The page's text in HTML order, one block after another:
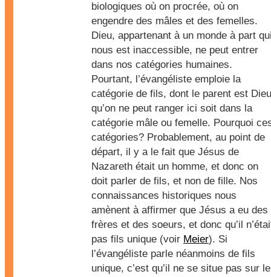
biologiques où on procrée, où on
engendre des mâles et des femelles.
Dieu, appartenant à un monde à part
nous est inaccessible, ne peut entrer
dans nos catégories humaines.
Pourtant, l’évangéliste emploie la
catégorie de fils, dont le parent est
qu’on ne peut ranger ici soit dans la
catégorie mâle ou femelle. Pourquoi
catégories? Probablement, au point de
départ, il y a le fait que Jésus de
Nazareth était un homme, et donc on
doit parler de fils, et non de fille. Nos
connaissances historiques nous
amènent à affirmer que Jésus a eu des
frères et des soeurs, et donc qu’il
pas fils unique (voir Meier). Si
l’évangéliste parle néanmoins de fils
unique, c’est qu’il ne se situe pas sur le